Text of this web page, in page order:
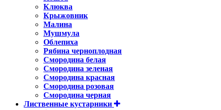
Клюква
Крыжовник
Малина
Мушмула
Облепиха
Рябина черноплодная
Смородина белая
Смородина зеленая
Смородина красная
Смородина розовая
Смородина черная
Лиственные кустарники